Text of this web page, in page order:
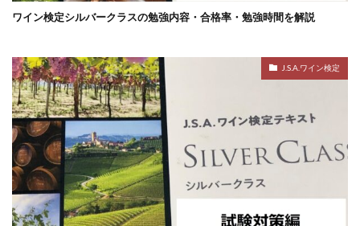
ワイン検定シルバークラスの勉強内容・合格率・勉強時間を解説
J.S.A.ワイン検定